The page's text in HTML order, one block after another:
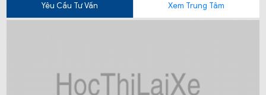
Yêu Cầu Tư Vấn Xem Trung Tâm